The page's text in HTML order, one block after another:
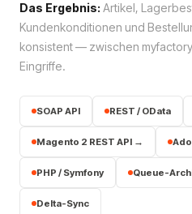
Das Ergebnis: Artikel,
Kundenkonditionen und
konsistent — zwischen
Eingriffe.
SOAP API REST / OData
Magento 2 REST API →
PHP / Symfony Queue-
Delta-Sync